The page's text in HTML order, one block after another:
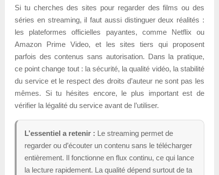
Si tu cherches des sites pour regarder des films ou des
séries en streaming, il faut aussi distinguer deux réalités :
les plateformes officielles payantes, comme Netflix ou
Amazon Prime Video, et les sites tiers qui proposent
parfois des contenus sans autorisation. Dans la pratique,
ce point change tout : la sécurité, la qualité vidéo, la stabilité
du service et le respect des droits d’auteur ne sont pas les
mêmes. Si tu hésites encore, le plus important est de
vérifier la légalité du service avant de l’utiliser.
L’essentiel a retenir : Le streaming permet de
regarder ou d’écouter un contenu sans le télécharger
entièrement. Il fonctionne en flux continu, ce qui lance
la lecture rapidement. La qualité dépend surtout de ta